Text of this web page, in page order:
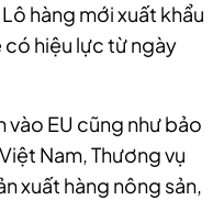
hàng mới xuất khẩu
có hiệu lực từ ngày
EU cũng như bảo
Nam, Thương vụ
xuất hàng nông sản,